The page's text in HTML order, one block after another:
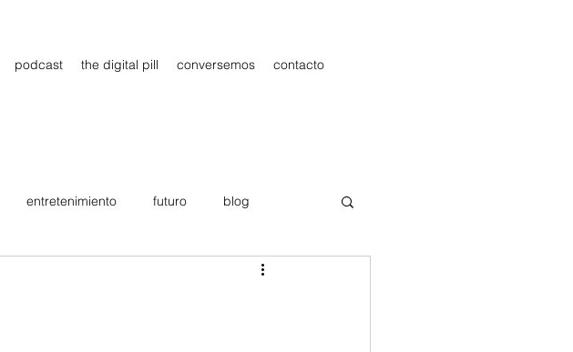
podcast the digital pill conversemos contacto
entretenimiento futuro blog
Publicidad